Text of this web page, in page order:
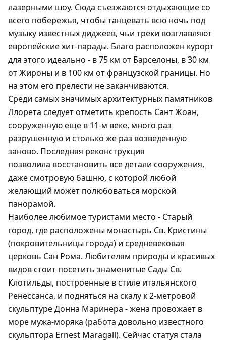
лазерными шоу. Сюда съезжаются отдыхающие со
всего побережья, чтобы танцевать всю ночь под
музыку известных диджеев, чьи треки возглавляют
европейские хит-парады. Благо расположен курорт
для этого идеально - в 75 км от Барселоны, в 30 км
от Жироны и в 100 км от французской границы. Но
на этом его прелести не заканчиваются.
Среди самых значимых архитектурных памятников
Ллорета следует отметить крепость Сант Жоан,
сооруженную еще в 11-м веке, много раз
разрушенную и столько же раз возведенную
заново. Последняя реконструкция
позволила восстановить все детали сооружения,
даже смотровую башню, с которой любой
желающий может полюбоваться морской
панорамой.
Наиболее любимое туристами место - Старый
город, где расположены монастырь Св. Кристины
(покровительницы города) и средневековая
церковь Сан Рома. Любителям природы и красивых
видов стоит посетить знаменитые Сады Св.
Клотильды, построенные в стиле итальянского
Ренессанса, и подняться на скалу к 2-метровой
скульптуре Донна Маринера - жена провожает в
море мужа-моряка (работа довольно известного
скульптора Ernest Maragall). Сейчас статуя стала